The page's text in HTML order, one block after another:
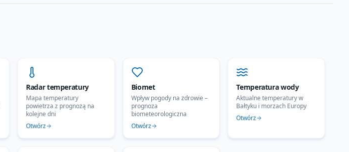
Radar temperatury
Mapa temperatury
powietrza z prognozą na
kolejne dni
Otwórz
Biomet
Wpływ pogody na zdrowie –
prognoza
biometeorologiczna
Otwórz
Temperatura wody
Aktualne temperatury w
Bałtyku i morzach Europy
Otwórz